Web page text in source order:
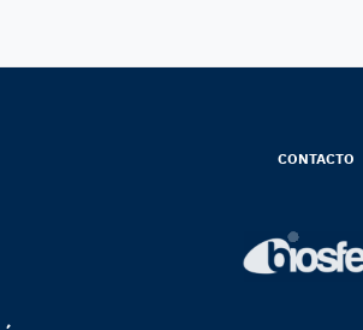
CONTACTO